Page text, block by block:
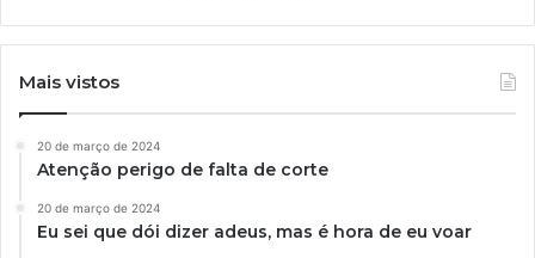
Mais vistos
20 de março de 2024
Atenção perigo de falta de corte
20 de março de 2024
Eu sei que dói dizer adeus, mas é hora de eu voar